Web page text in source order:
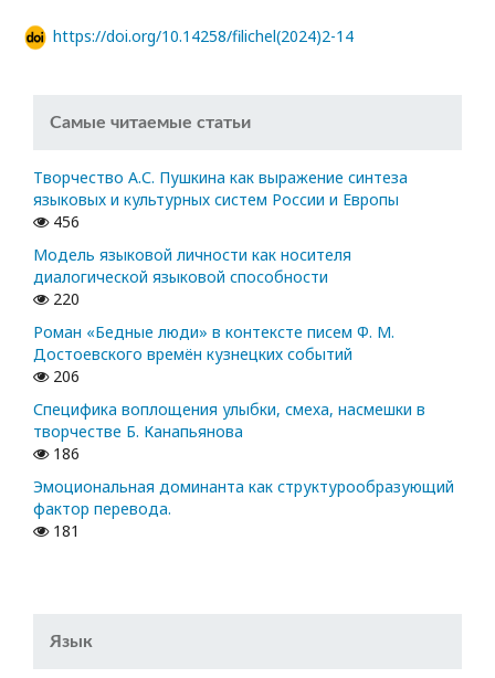
https://doi.org/10.14258/filichel(2024)2-14
Самые читаемые статьи
Творчество А.С. Пушкина как выражение синтеза
языковых и культурных систем России и Европы
456
Модель языковой личности как носителя
диалогической языковой способности
220
Роман «Бедные люди» в контексте писем Ф. М.
Достоевского времён кузнецких событий
206
Специфика воплощения улыбки, смеха, насмешки в
творчестве Б. Канапьянова
186
Эмоциональная доминанта как структурообразующий
фактор перевода.
181
Язык